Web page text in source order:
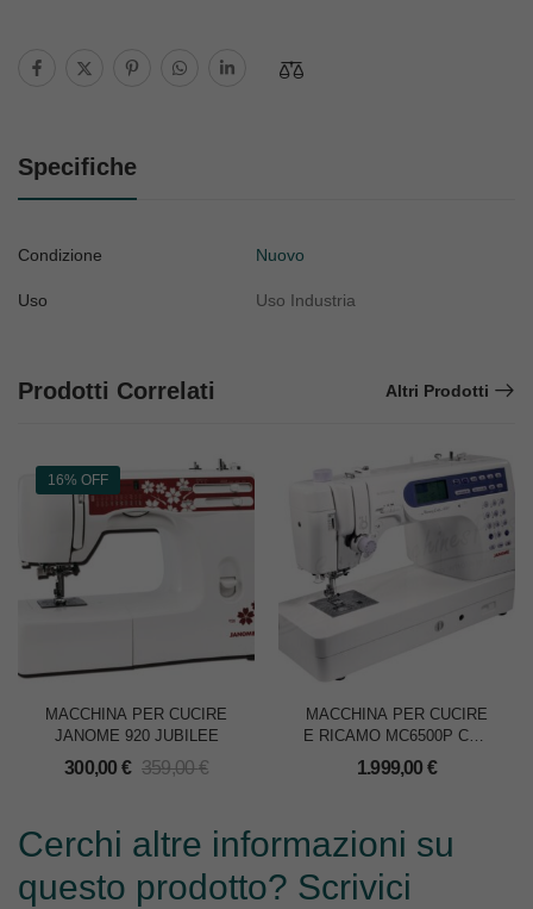
Specifiche
Condizione Nuovo
Uso Uso Industria
Prodotti Correlati Altri Prodotti
16% OFF
MACCHINA PER CUCIRE
JANOME 920 JUBILEE
300,00 € 359,00€
MACCHINA PER CUCIRE
E RICAMO MC6500P CON
TAVOLO
1.999,00 €
Cerchi altre informazioni su
questo prodotto? Scrivici